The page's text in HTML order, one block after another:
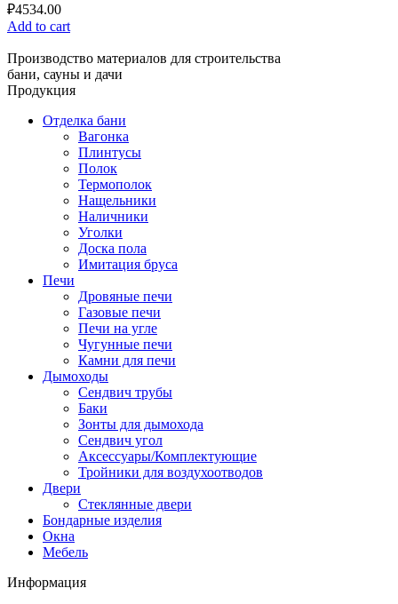
₽4534.00
Add to cart
Производство материалов для строительства
бани, сауны и дачи
Продукция
Отделка бани
Вагонка
Плинтусы
Полок
Термополок
Нащельники
Наличники
Уголки
Доска пола
Имитация бруса
Печи
Дровяные печи
Газовые печи
Печи на угле
Чугунные печи
Камни для печи
Дымоходы
Сендвич трубы
Баки
Зонты для дымохода
Сендвич угол
Аксессуары/Комплектующие
Тройники для воздухоотводов
Двери
Стеклянные двери
Бондарные изделия
Окна
Мебель
Информация